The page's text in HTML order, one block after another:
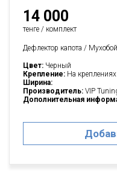
14 000
тенге / комплект
Дефлектор капота /
Цвет: Черный
Крепление: На креплениях
Ширина:
Производитель: VIP
Дополнительная